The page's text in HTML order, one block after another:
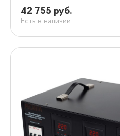
42 755 руб.
Есть в наличии